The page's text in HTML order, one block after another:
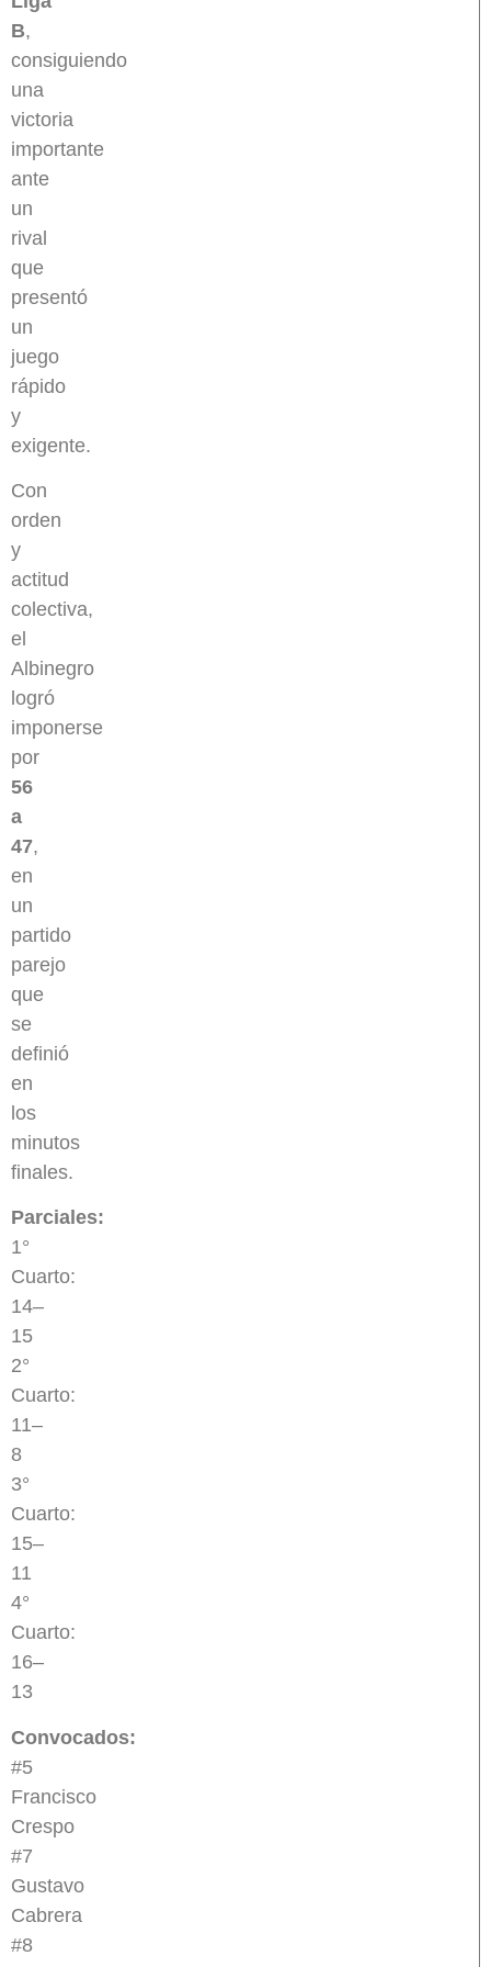
B,
consiguiendo
una
victoria
importante
ante
un
rival
que
presentó
un
juego
rápido
y
exigente.
Con
orden
y
actitud
colectiva,
el
Albinegro
logró
imponerse
por
56
a
47,
en
un
partido
parejo
que
se
definió
en
los
minutos
finales.
Parciales:
1°
Cuarto:
14–
15
2°
Cuarto:
11–
8
3°
Cuarto:
15–
11
4°
Cuarto:
16–
13
Convocados:
#5
Francisco
Crespo
#7
Gustavo
Cabrera
#8